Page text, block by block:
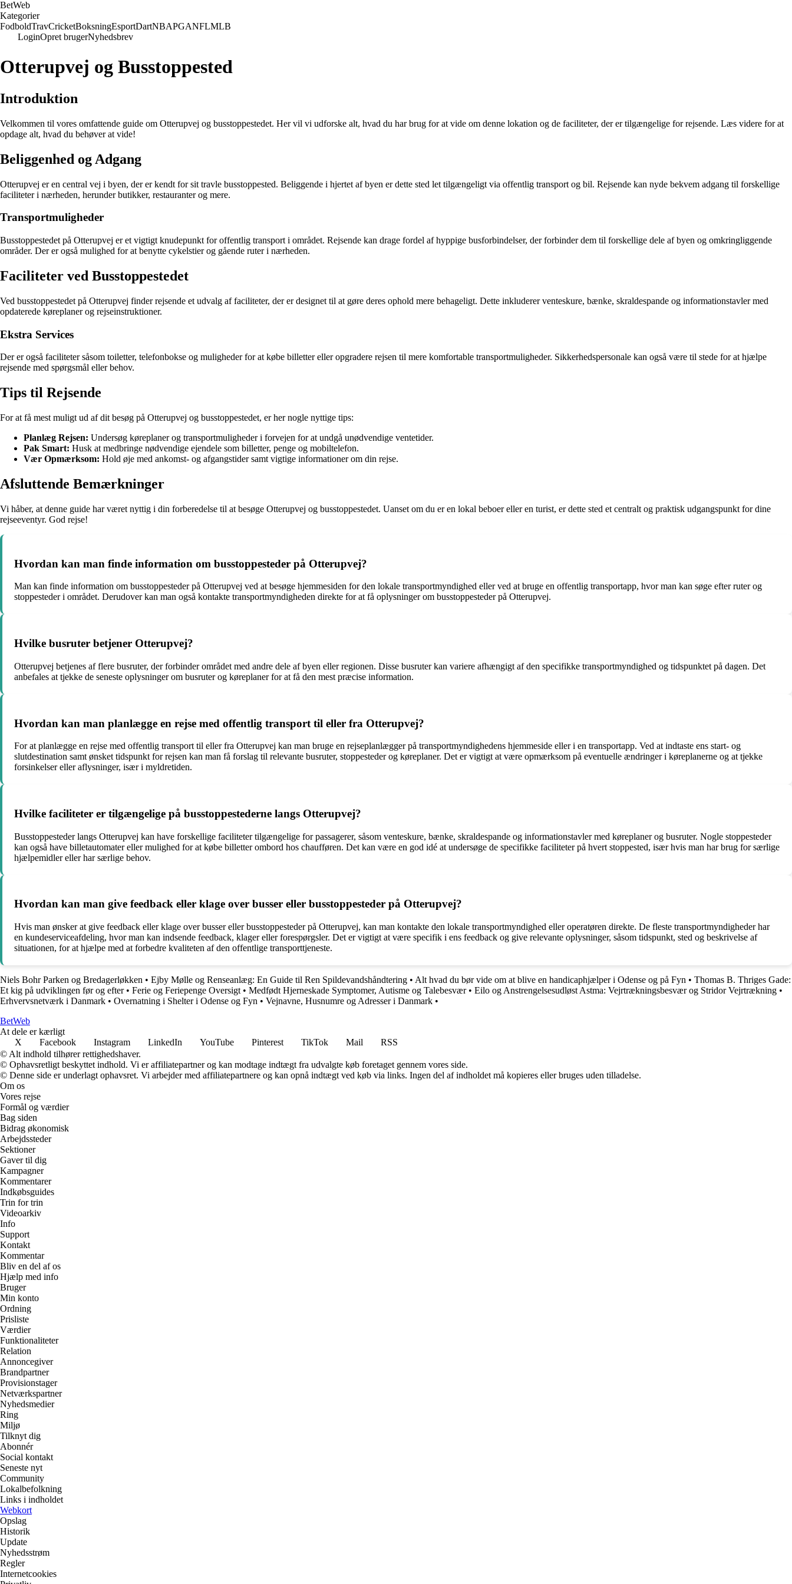
BetWeb
Kategorier
FodboldTravCricketBoksningEsportDartNBAPGANFLMLB
LoginOpret brugerNyhedsbrev
Otterupvej og Busstoppested
Introduktion
Velkommen til vores omfattende guide om Otterupvej og busstoppestedet. Her vil vi udforske alt, hvad du har brug for at vide om denne lokation og de faciliteter, der er tilgængelige for rejsende. Læs videre for at
opdage alt, hvad du behøver at vide!
Beliggenhed og Adgang
Otterupvej er en central vej i byen, der er kendt for sit travle busstoppested. Beliggende i hjertet af byen er dette sted let tilgængeligt via offentlig transport og bil. Rejsende kan nyde bekvem adgang til forskellige
faciliteter i nærheden, herunder butikker, restauranter og mere.
Transportmuligheder
Busstoppestedet på Otterupvej er et vigtigt knudepunkt for offentlig transport i området. Rejsende kan drage fordel af hyppige busforbindelser, der forbinder dem til forskellige dele af byen og omkringliggende
områder. Der er også mulighed for at benytte cykelstier og gående ruter i nærheden.
Faciliteter ved Busstoppestedet
Ved busstoppestedet på Otterupvej finder rejsende et udvalg af faciliteter, der er designet til at gøre deres ophold mere behageligt. Dette inkluderer venteskure, bænke, skraldespande og informationstavler med
opdaterede køreplaner og rejseinstruktioner.
Ekstra Services
Der er også faciliteter såsom toiletter, telefonbokse og muligheder for at købe billetter eller opgradere rejsen til mere komfortable transportmuligheder. Sikkerhedspersonale kan også være til stede for at hjælpe
rejsende med spørgsmål eller behov.
Tips til Rejsende
For at få mest muligt ud af dit besøg på Otterupvej og busstoppestedet, er her nogle nyttige tips:
Planlæg Rejsen: Undersøg køreplaner og transportmuligheder i forvejen for at undgå unødvendige ventetider.
Pak Smart: Husk at medbringe nødvendige ejendele som billetter, penge og mobiltelefon.
Vær Opmærksom: Hold øje med ankomst- og afgangstider samt vigtige informationer om din rejse.
Afsluttende Bemærkninger
Vi håber, at denne guide har været nyttig i din forberedelse til at besøge Otterupvej og busstoppestedet. Uanset om du er en lokal beboer eller en turist, er dette sted et centralt og praktisk udgangspunkt for dine
rejseeventyr. God rejse!
Hvordan kan man finde information om busstoppesteder på Otterupvej?
Man kan finde information om busstoppesteder på Otterupvej ved at besøge hjemmesiden for den lokale transportmyndighed eller ved at bruge en offentlig transportapp, hvor man kan søge efter ruter og
stoppesteder i området. Derudover kan man også kontakte transportmyndigheden direkte for at få oplysninger om busstoppesteder på Otterupvej.
Hvilke busruter betjener Otterupvej?
Otterupvej betjenes af flere busruter, der forbinder området med andre dele af byen eller regionen. Disse busruter kan variere afhængigt af den specifikke transportmyndighed og tidspunktet på dagen. Det
anbefales at tjekke de seneste oplysninger om busruter og køreplaner for at få den mest præcise information.
Hvordan kan man planlægge en rejse med offentlig transport til eller fra Otterupvej?
For at planlægge en rejse med offentlig transport til eller fra Otterupvej kan man bruge en rejseplanlægger på transportmyndighedens hjemmeside eller i en transportapp. Ved at indtaste ens start- og
slutdestination samt ønsket tidspunkt for rejsen kan man få forslag til relevante busruter, stoppesteder og køreplaner. Det er vigtigt at være opmærksom på eventuelle ændringer i køreplanerne og at tjekke
forsinkelser eller aflysninger, især i myldretiden.
Hvilke faciliteter er tilgængelige på busstoppestederne langs Otterupvej?
Busstoppesteder langs Otterupvej kan have forskellige faciliteter tilgængelige for passagerer, såsom venteskure, bænke, skraldespande og informationstavler med køreplaner og busruter. Nogle stoppesteder
kan også have billetautomater eller mulighed for at købe billetter ombord hos chaufføren. Det kan være en god idé at undersøge de specifikke faciliteter på hvert stoppested, især hvis man har brug for særlige
hjælpemidler eller har særlige behov.
Hvordan kan man give feedback eller klage over busser eller busstoppesteder på Otterupvej?
Hvis man ønsker at give feedback eller klage over busser eller busstoppesteder på Otterupvej, kan man kontakte den lokale transportmyndighed eller operatøren direkte. De fleste transportmyndigheder har
en kundeserviceafdeling, hvor man kan indsende feedback, klager eller forespørgsler. Det er vigtigt at være specifik i ens feedback og give relevante oplysninger, såsom tidspunkt, sted og beskrivelse af
situationen, for at hjælpe med at forbedre kvaliteten af den offentlige transporttjeneste.
Niels Bohr Parken og Bredagerløkken • Ejby Mølle og Renseanlæg: En Guide til Ren Spildevandshåndtering • Alt hvad du bør vide om at blive en handicaphjælper i Odense og på Fyn • Thomas B. Thriges Gade:
Et kig på udviklingen før og efter• Ferie og Feriepenge Oversigt • Medfødt Hjerneskade Symptomer, Autisme og Talebesvær• Eilo og Anstrengelsesudløst Astma: Vejrtrækningsbesvær og Stridor Vejrtrækning •
Erhvervsnetværk i Danmark • Overnatning i Shelter i Odense og Fyn • Vejnavne, Husnumre og Adresser i Danmark •
BetWeb
At dele er kærligt
X
Facebook Instagram LinkedIn YouTube Pinterest TikTok Mail
RSS
© Alt indhold tilhører rettighedshaver.
© Ophavsretligt beskyttet indhold. Vi er affiliatepartner og kan modtage indtægt fra udvalgte køb foretaget gennem vores side.
© Denne side er underlagt ophavsret. Vi arbejder med affiliatepartnere og kan opnå indtægt ved køb via links. Ingen del af indholdet må kopieres eller bruges uden tilladelse.
Om os
Vores rejse
Formål og værdier
Bag siden
Bidrag økonomisk
Arbejdssteder
Sektioner
Gaver til dig
Kampagner
Kommentarer
Indkøbsguides
Trin for trin
Videoarkiv
Info
Support
Kontakt
Kommentar
Bliv en del af os
Hjælp med info
Bruger
Min konto
Ordning
Prisliste
Værdier
Funktionaliteter
Relation
Annoncegiver
Brandpartner
Provisionstager
Netværkspartner
Nyhedsmedier
Ring
Miljø
Tilknyt dig
Abonnér
Social kontakt
Seneste nyt
Community
Lokalbefolkning
Links i indholdet
Webkort
Opslag
Historik
Update
Nyhedsstrøm
Regler
Internetcookies